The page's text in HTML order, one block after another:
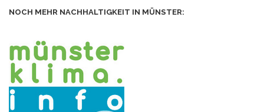
NOCH MEHR NACHHALTIGKEIT IN MÜNSTER: